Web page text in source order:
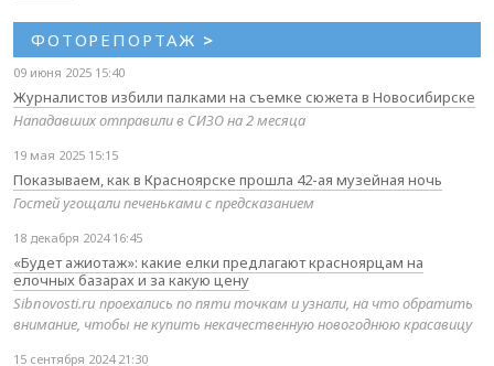
ФОТОРЕПОРТАЖ >
09 июня 2025 15:40
Журналистов избили палками на съемке сюжета в Новосибирске
Нападавших отправили в СИЗО на 2 месяца
19 мая 2025 15:15
Показываем, как в Красноярске прошла 42-ая музейная ночь
Гостей угощали печеньками с предсказанием
18 декабря 2024 16:45
«Будет ажиотаж»: какие елки предлагают красноярцам на
елочных базарах и за какую цену
Sibnovosti.ru проехались по пяти точкам и узнали, на что обратить
внимание, чтобы не купить некачественную новогоднюю красавицу
15 сентября 2024 21:30